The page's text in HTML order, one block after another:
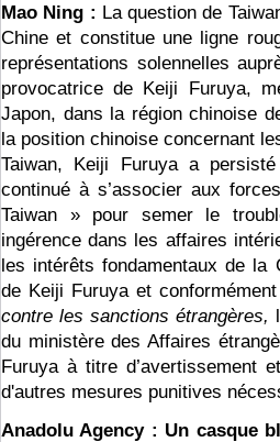
Mao Ning : La question de
Chine et constitue une ligne
représentations solennelles
provocatrice de Keiji Furuya,
Japon, dans la région chinoise
la position chinoise concernant
Taiwan, Keiji Furuya a
continué à s’associer aux
Taiwan » pour semer le
ingérence dans les affaires
les intérêts fondamentaux de la
de Keiji Furuya et
contre les sanctions étrangères,
du ministère des Affaires
Furuya à titre d’avertissement
d'autres mesures punitives
Anadolu Agency : Un casque